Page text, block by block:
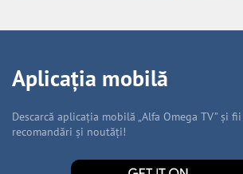
Aplicația mobilă
Descarcă aplicația mobilă „Alfa Omega TV” și
recomandări și noutăți!